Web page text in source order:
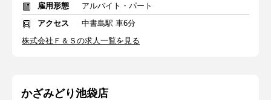
雇用形態
アルバイト・パート
アクセス
中書島駅 車6分
株式会社Ｆ＆Ｓの求人一覧を見る
かざみどり池袋店